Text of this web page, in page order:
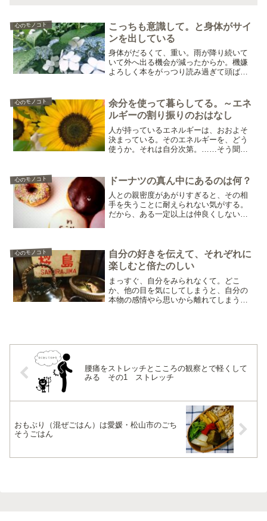
心のモノコト
こっちも意識して。と身体がサイ
ンを出している
身体がだるくて、重い。雨が降り続いて
いて外へ出る機会が減ったからか。機嫌
よろしく本をがっつり読み過ぎて頭ばか
わんと身体の感覚が遠くなっている。だ
るい。身体がだるいから、...
心のモノコト
余分を使って暮らしてる。～エネ
ルギーの割り振りのおはなし
人が持っているエネルギーは、おおよそ
決まっている。そのエネルギーを、どう
使うか。それは自分次第。……そう聞く
ちだけれど。エネルギーは身体の維持に
も使われている。身体の維...
心のモノコト ドーナツの真ん中にあるのは何？
人との親密度があがりすぎると、その相
手を失うことに耐えられない気がする。
だから、ある一定以上は仲良くしない。
くできる。本当の近くでな...
心のモノコト
自分の好きを伝えて、それぞれに
楽しむと倍たのしい
まっすぐ、自分をみられなくて。どこ
か、他の目を気にしてしまうと、自分の
本物の感情やら思いから離れてしまう。
腰痛をストレッチとこころの観察とで軽くして
みる その1 ストレッチ
おもぶり（混ぜごはん）は愛媛・松山市のごち
そうごはん